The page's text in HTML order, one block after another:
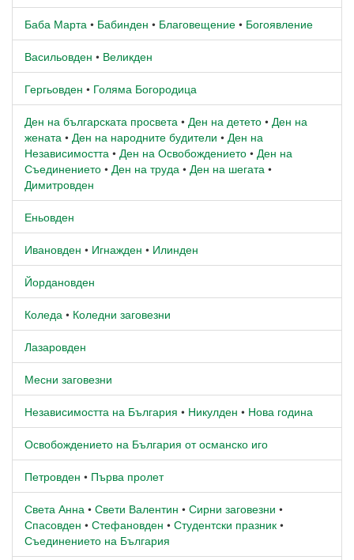
Баба Марта • Бабинден • Благовещение • Богоявление
Васильовден • Великден
Гергьовден • Голяма Богородица
Ден на българската просвета • Ден на детето • Ден на
жената • Ден на народните будители • Ден на
Независимостта • Ден на Освобождението • Ден на
Съединението • Ден на труда • Ден на шегата •
Димитровден
Еньовден
Ивановден • Игнажден • Илинден
Йордановден
Коледа • Коледни заговезни
Лазаровден
Месни заговезни
Независимостта на България • Никулден • Нова година
Освобождението на България от османско иго
Петровден • Първа пролет
Света Анна • Свети Валентин • Сирни заговезни •
Спасовден • Стефановден • Студентски празник •
Съединението на България